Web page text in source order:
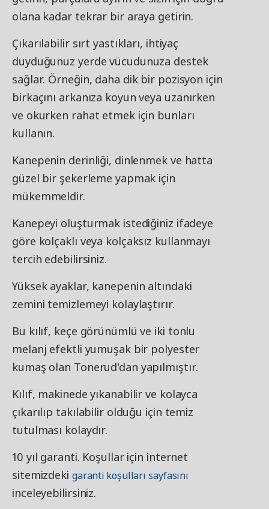
olana kadar tekrar bir araya getirin.
Çıkarılabilir sırt yastıkları, ihtiyaç
duyduğunuz yerde vücudunuza destek
sağlar. Örneğin, daha dik bir pozisyon için
birkaçını arkanıza koyun veya uzanırken
ve okurken rahat etmek için bunları
kullanın.
Kanepenin derinliği, dinlenmek ve hatta
güzel bir şekerleme yapmak için
mükemmeldir.
Kanepeyi oluşturmak istediğiniz ifadeye
göre kolçaklı veya kolçaksız kullanmayı
tercih edebilirsiniz.
Yüksek ayaklar, kanepenin altındaki
zemini temizlemeyi kolaylaştırır.
Bu kılıf, keçe görünümlü ve iki tonlu
melanj efektli yumuşak bir polyester
kumaş olan Tonerud'dan yapılmıştır.
Kılıf, makinede yıkanabilir ve kolayca
çıkarılıp takılabilir olduğu için temiz
tutulması kolaydır.
10 yıl garanti. Koşullar için internet
sitemizdeki garanti koşulları sayfasını
inceleyebilirsiniz.